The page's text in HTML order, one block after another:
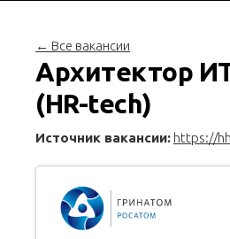
← Все вакансии
Архитектор
(HR-tech)
Источник вакансии: https://